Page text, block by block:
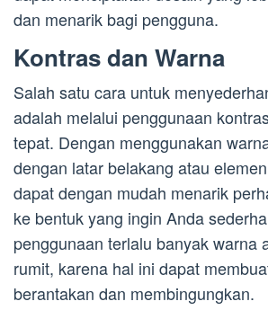
dan menarik bagi pengguna.
Kontras dan Warna
Salah satu cara untuk
adalah melalui penggunaan
tepat. Dengan menggunakan
dengan latar belakang atau
dapat dengan mudah menarik
ke bentuk yang ingin Anda
penggunaan terlalu banyak warna
rumit, karena hal ini dapat
berantakan dan membingungkan.